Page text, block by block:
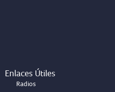
Enlaces Útiles
Radios